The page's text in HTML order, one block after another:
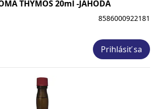
THYMOS 20ml -JAHODA
8586000922181
Prihlásiť sa